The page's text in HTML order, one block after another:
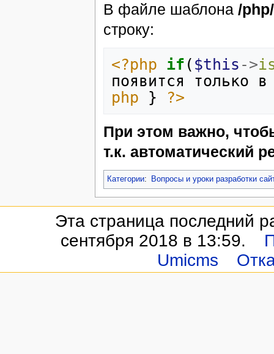
В файле шаблона /
строку:
<?php if ( $this ->
появится только
php
} ?>
При этом важно,
т.к. автоматический
Категории: Вопросы и уроки разработки
Эта страница последний
сентября 2018 в 13:59.
Umicms